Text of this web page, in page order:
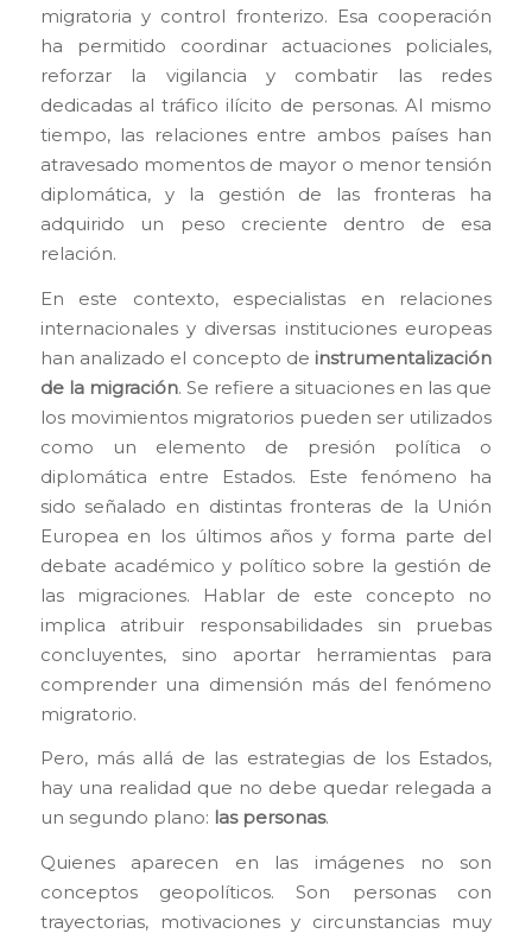
migratoria y control fronterizo. Esa cooperación
ha permitido coordinar actuaciones policiales,
reforzar la vigilancia y combatir las redes
dedicadas al tráfico ilícito de personas. Al mismo
tiempo, las relaciones entre ambos países han
atravesado momentos de mayor o menor tensión
diplomática, y la gestión de las fronteras ha
adquirido un peso creciente dentro de esa
relación.
En este contexto, especialistas en relaciones
internacionales y diversas instituciones europeas
han analizado el concepto de instrumentalización
de la migración. Se refiere a situaciones en las que
los movimientos migratorios pueden ser utilizados
como un elemento de presión política o
diplomática entre Estados. Este fenómeno ha
sido señalado en distintas fronteras de la Unión
Europea en los últimos años y forma parte del
debate académico y político sobre la gestión de
las migraciones. Hablar de este concepto no
implica atribuir responsabilidades sin pruebas
concluyentes, sino aportar herramientas para
comprender una dimensión más del fenómeno
migratorio.
Pero, más allá de las estrategias de los Estados,
hay una realidad que no debe quedar relegada a
un segundo plano: las personas.
Quienes aparecen en las imágenes no son
conceptos geopolíticos. Son personas con
trayectorias, motivaciones y circunstancias muy